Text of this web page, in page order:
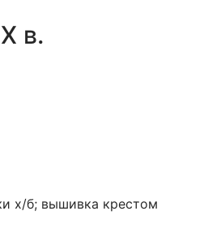
в.
х/б; вышивка крестом